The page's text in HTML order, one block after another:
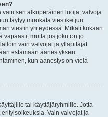
vain sen alkuperäinen luoja, valvoja
täytyy muokata viestiketjun
viestin yhteydessä. Mikäli kukaan
vapaasti, mutta jos joku on jo
vain valvojat ja ylläpitäjät
estämään äänestyksen
kun äänestys on vielä
tai käyttäjäryhmille. Jotta
Vain valvojat ja